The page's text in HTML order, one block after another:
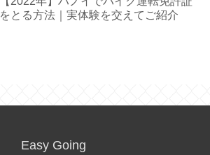
をとる方法｜実体験を交えてご紹介
Easy Going